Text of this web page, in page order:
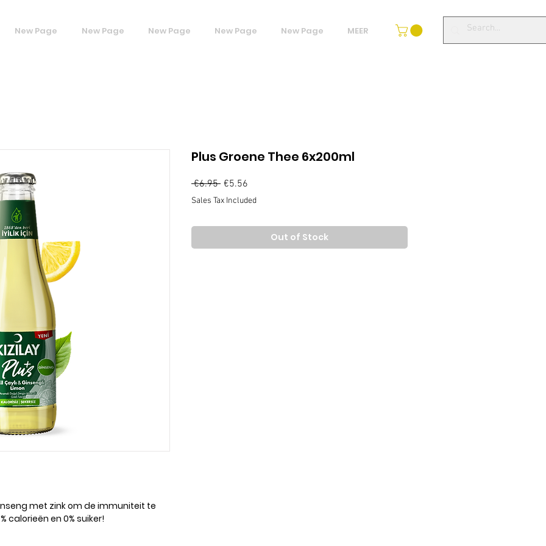
New Page New Page New Page New Page New Page MEER
met zink om de immuniteit te
calorieën en 0% suiker!
Plus Groene Thee 6x200ml
€6.95 Regular
Price
€5.56
Price
Sales Tax Included
Out of Stock